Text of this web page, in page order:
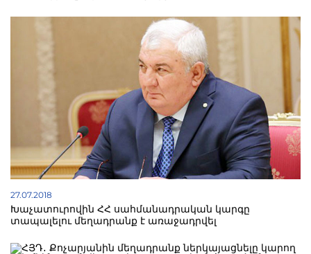
27.07.2018
Խաչատուրովին ՀՀ սահմանադրական կարգը
տապալելու մեղադրանք է առաջադրվել